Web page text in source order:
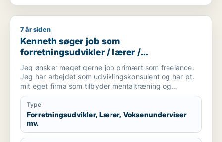
Kenneth søger job som forretningsudvikler / lærer /
7 år siden
Kenneth søger job som
forretningsudvikler / lærer /
voksenunderviser / skoleleder /
projektleder
Jeg ønsker meget gerne job primært som freelance.
Jeg har arbejdet som udviklingskonsulent og har pt.
mit eget firma som tilbyder mentaltræning og
coaching. Jeg vil derfor kan arbejde freelance med 5-
25 arbejdstimer ugentligt.
Type
Forretningsudvikler, Lærer, Voksenunderviser
mv.